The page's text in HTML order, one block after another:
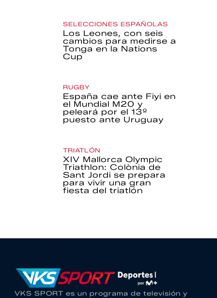
SELECCIONES ESPAÑOLAS
Los Leones, con seis
cambios para medirse a
Tonga en la Nations
Cup
RUGBY
España cae ante Fiyi en
el Mundial M20 y
peleará por el 13º
puesto ante Uruguay
TRIATLÓN
XIV Mallorca Olympic
Triathlon: Colònia de
Sant Jordi se prepara
para vivir una gran
fiesta del triatlón
VKS SPORT es un programa de televisión y